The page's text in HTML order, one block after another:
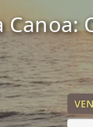
Canoa: